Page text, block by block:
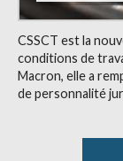
CSSCT est la
conditions de
Macron, elle a
de personnalité